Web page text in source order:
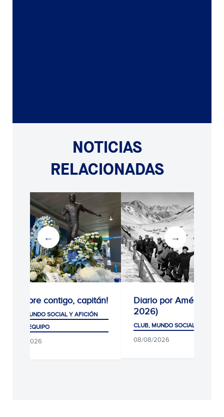
NOTICIAS
RELACIONADAS
¡Siempre contigo, capitán!
CLUB, MUNDO SOCIAL Y AFICIÓN
PRIMER EQUIPO
08/08/2026
Diario por América
2026)
CLUB, MUNDO SOCIAL Y
08/08/2026